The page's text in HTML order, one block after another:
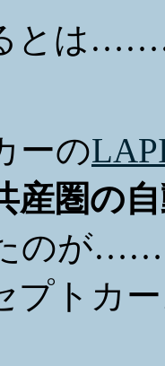
とは
ーの
産圏の
のが
プトカ